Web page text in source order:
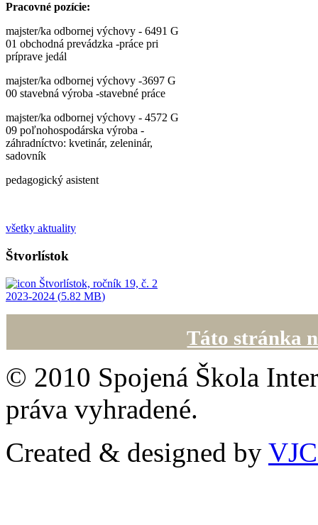
Pracovné pozície:
majster/ka odbornej výchovy - 6491 G
01 obchodná prevádzka -práce pri
príprave jedál
majster/ka odbornej výchovy -3697 G
00 stavebná výroba -stavebné práce
majster/ka odbornej výchovy - 4572 G
09 poľnohospodárska výroba -
záhradníctvo: kvetinár, zeleninár,
sadovník
pedagogický asistent
všetky aktuality
Štvorlístok
Štvorlístok, ročník 19, č. 2
2023-2024 (5.82 MB)
Táto stránka
© 2010 Spojená Škola
práva vyhradené.
Created & designed by